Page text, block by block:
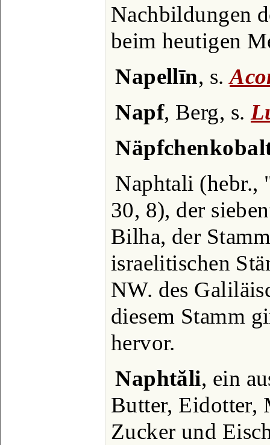
Nachbildungen
beim heutigen
Napellīn, s.
Napf, Berg, s.
Naphtali (hebr.,
30, 8), der
Bilha, der
israelitischen
NW. des
diesem Stamm
hervor.
Naphtăli, ein
Butter, Eidotter,
Zucker und